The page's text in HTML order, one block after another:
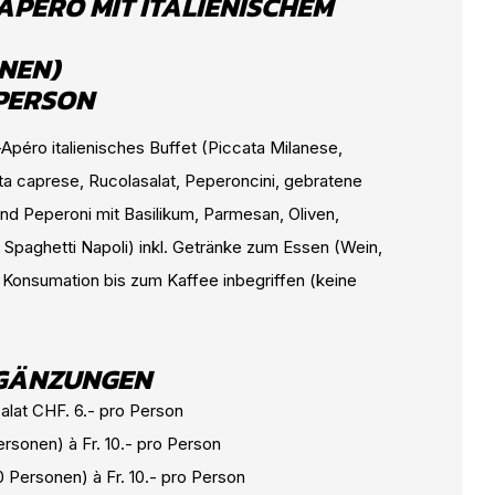
italienisches Buffet (Piccata Milanese,
caprese, Rucolasalat, Peperoncini, gebratene
Peperoni mit Basilikum, Parmesan, Oliven,
Napoli) inkl. Getränke zum Essen (Wein,
bis zum Kaffee inbegriffen (keine
CHF. 6.- pro Person
à Fr. 10.- pro Person
à Fr. 10.- pro Person